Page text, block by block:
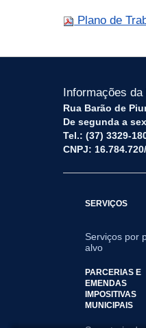
Plano de
Informações
Rua Barão de
De segunda a
Tel.: (37) 3329-
CNPJ:
SERVIÇOS
Serviços por
alvo
PARCERIAS E
EMENDAS
IMPOSITIVAS
MUNICIPAIS